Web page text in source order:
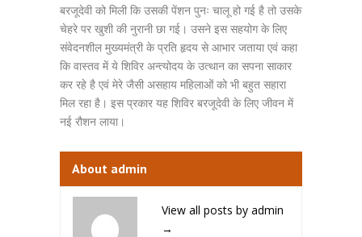
बरजूदेवी को मिली कि उसकी पेंशन पुनः चालू हो गई है तो उसके
चेहरे पर खुशी की नुरानी छा गई। उसने इस सहयोग के लिए
संवेदनशील मुख्यमंत्री के प्रति हृदय से आभार जताया एवं कहा
कि वास्तव में ये शिविर अन्त्योदय के उत्थान का सपना साकार
कर रहे है एवं मेरे जैसी असहाय महिलाओं को भी बहुत सहारा
मिल रहा है। इस प्रकार यह शिविर बरजूदेवी के लिए जीवन में
नई रौशन लाया।
About admin
View all posts by admin
→